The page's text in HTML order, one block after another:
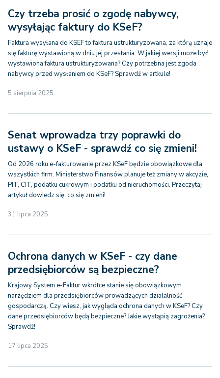
Czy trzeba prosić o zgodę nabywcy,
wysyłając faktury do KSeF?
Faktura wysyłana do KSEF to faktura ustrukturyzowana, za którą uznaje
się fakturę wystawioną w dniu jej przesłania. W jakiej wersji może być
wystawiona faktura ustrukturyzowana? Czy potrzebna jest zgoda
nabywcy przed wysłaniem do KSeF? Sprawdź w artkule!
5 sierpnia 2025
Senat wprowadza trzy poprawki do
ustawy o KSeF - sprawdź co się zmieni!
Od 2026 roku e-fakturowanie przez KSeF będzie obowiązkowe dla
wszystkich firm. Ministerstwo Finansów planuje też zmiany w akcyzie,
PIT, CIT, podatku cukrowym i podatku od nieruchomości. Przeczytaj
artykuł dowiedz się, co się zmieni!
31 lipca 2025
Ochrona danych w KSeF - czy dane
przedsiębiorców są bezpieczne?
Krajowy System e-Faktur wkrótce stanie się obowiązkowym
narzędziem dla przedsiębiorców prowadzących działalność
gospodarczą. Czy wiesz, jak wygląda ochrona danych w KSeF? Czy
dane przedsiębiorców będą bezpieczne? Jakie wystąpią zagrożenia?
Sprawdź!
17 lipca 2025